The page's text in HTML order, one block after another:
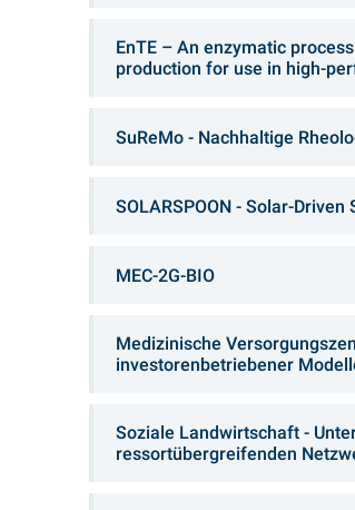
EnTE – An enzymatic
production for use in high-
SuReMo - Nachhaltige
SOLARSPOON - Solar-
MEC-2G-BIO
Medizinische
investorenbetriebener
Soziale Landwirtschaft -
ressortübergreifenden